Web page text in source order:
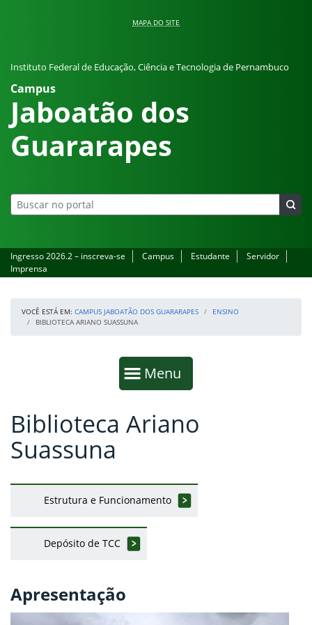
MAPA DO SITE
Instituto Federal de Educação, Ciência e Tecnologia de Pernambuco
Campus
Jaboatão dos
Guararapes
Ingresso 2026.2 – inscreva-se Campus Estudante
Servidor
Imprensa
VOCÊ ESTÁ EM: CAMPUS JABOATÃO DOS GUARARAPES
ENSINO
BIBLIOTECA ARIANO SUASSUNA
Mostrar
Menu
Fim da navegação
Início do conteúdo
Biblioteca Ariano
Suassuna
Estrutura e Funcionamento
Depósito de TCC
Apresentação